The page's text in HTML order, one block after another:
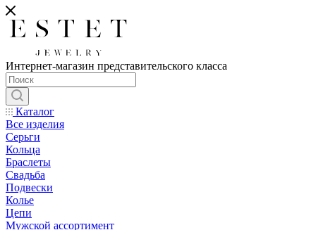
Интернет-магазин представительского класса
Каталог
Все изделия
Серьги
Кольца
Браслеты
Свадьба
Подвески
Колье
Цепи
Мужской ассортимент